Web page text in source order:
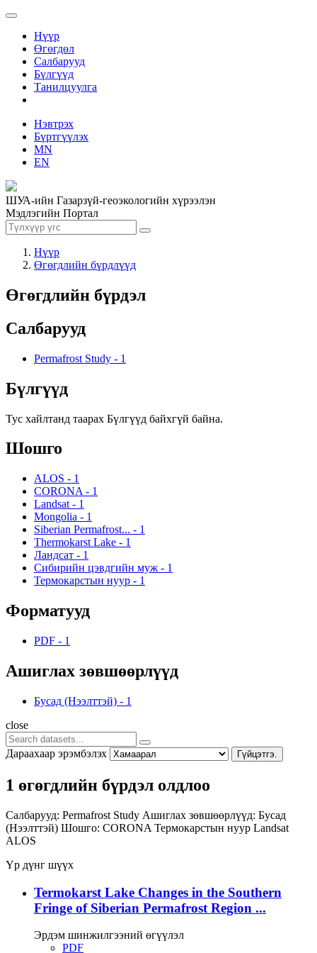
Нүүр
Өгөгдөл
Салбарууд
Бүлгүүд
Танилцуулга
Нэвтрэх
Бүртгүүлэх
MN
EN
ШУА-ийн Газарзүй-геоэкологийн хүрээлэн
Мэдлэгийн Портал
Нүүр
Өгөгдлийн бүрдлүүд
Өгөгдлийн бүрдэл
Салбарууд
Permafrost Study - 1
Бүлгүүд
Тус хайлтанд таарах Бүлгүүд байхгүй байна.
Шошго
ALOS - 1
CORONA - 1
Landsat - 1
Mongolia - 1
Siberian Permafrost... - 1
Thermokarst Lake - 1
Ландсат - 1
Сибирийн цэвдгийн муж - 1
Термокарстын нуур - 1
Форматууд
PDF - 1
Ашиглах зөвшөөрлүүд
Бусад (Нээлттэй) - 1
close
Дараахаар эрэмбэлэх Гүйцэтгэ.
1 өгөгдлийн бүрдэл олдлоо
Салбарууд: Permafrost Study Ашиглах зөвшөөрлүүд: Бусад
(Нээлттэй) Шошго: CORONA Термокарстын нуур Landsat
ALOS
Үр дүнг шүүх
Termokarst Lake Changes in the Southern
Fringe of Siberian Permafrost Region ...
Эрдэм шинжилгээний өгүүлэл
PDF